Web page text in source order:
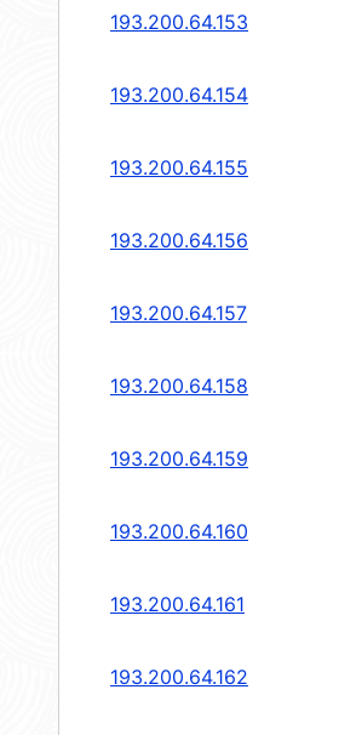
193.200.64.153
193.200.64.154
193.200.64.155
193.200.64.156
193.200.64.157
193.200.64.158
193.200.64.159
193.200.64.160
193.200.64.161
193.200.64.162